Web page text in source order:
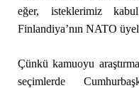
eğer, isteklerimiz
Finlandiya’nın NATO
Çünkü kamuoyu
seçimlerde